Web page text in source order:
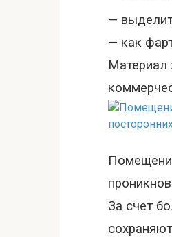
—
— как
Материал
За счет